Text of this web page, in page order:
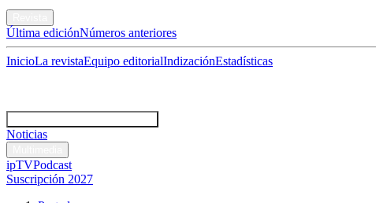
Última ediciónNúmeros anteriores
InicioLa revistaEquipo editorialIndizaciónEstadísticas
Noticias
ipTVPodcast
Suscripción 2027